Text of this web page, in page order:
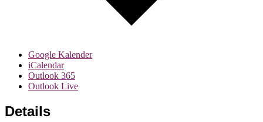
Google Kalender
iCalendar
Outlook 365
Outlook Live
Details